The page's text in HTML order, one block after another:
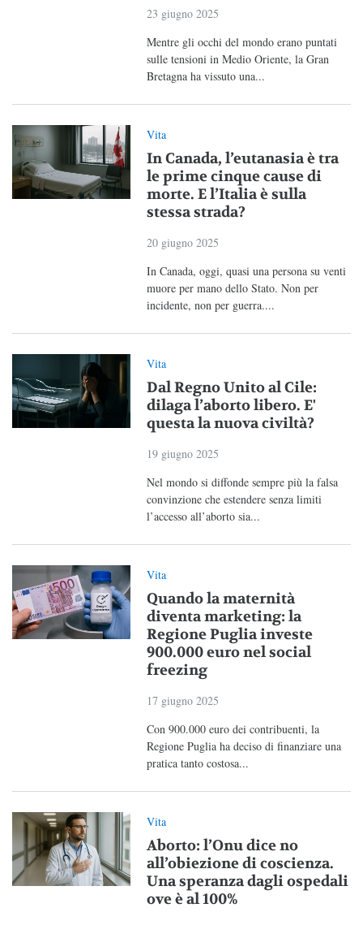
23 giugno 2025
Mentre gli occhi del mondo erano puntati
sulle tensioni in Medio Oriente, la Gran
Bretagna ha vissuto una...
Vita
In Canada, l’eutanasia è tra
le prime cinque cause di
morte. E l’Italia è sulla
stessa strada?
20 giugno 2025
In Canada, oggi, quasi una persona su venti
muore per mano dello Stato. Non per
incidente, non per guerra....
Vita
Dal Regno Unito al Cile:
dilaga l’aborto libero. E'
questa la nuova civiltà?
19 giugno 2025
Nel mondo si diffonde sempre più la falsa
convinzione che estendere senza limiti
l’accesso all’aborto sia...
Vita
Quando la maternità
diventa marketing: la
Regione Puglia investe
900.000 euro nel social
freezing
17 giugno 2025
Con 900.000 euro dei contribuenti, la
Regione Puglia ha deciso di finanziare una
pratica tanto costosa...
Vita
Aborto: l’Onu dice no
all’obiezione di coscienza.
Una speranza dagli ospedali
ove è al 100%